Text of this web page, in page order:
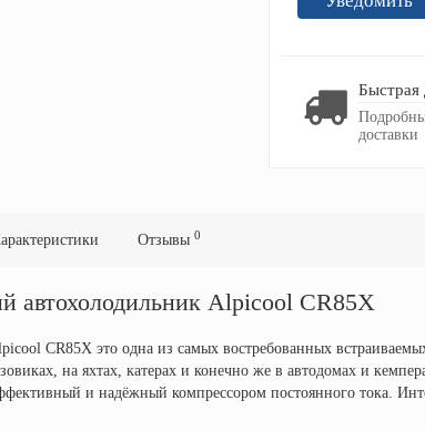
Быстрая
доставки
Отзывы 0
автохолодильник Alpicool CR85X
CR85X это одна из самых востребованных
на яхтах, катерах и конечно же в автодомах и
и надёжный компрессором постоянного тока.